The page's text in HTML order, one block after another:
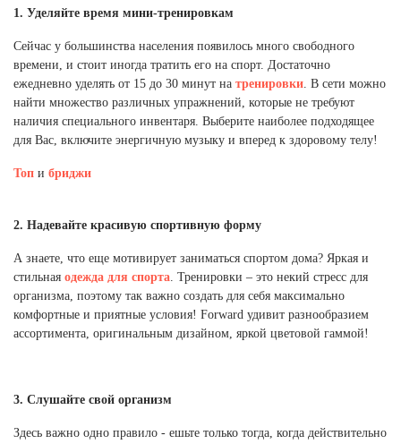
Тульская область (1)
Хакасия (1)
Ханты-Мансийский автономный округ (3)
Челябинская область (2)
Ярославская область (1)
1. Уделяйте время мини-тренировкам
Сейчас у большинства населения появилось много свободного
времени, и стоит иногда тратить его на спорт. Достаточно
ежедневно уделять от 15 до 30 минут на тренировки. В сети можно
найти множество различных упражнений, которые не требуют
наличия специального инвентаря. Выберите наиболее подходящее
для Вас, включите энергичную музыку и вперед к здоровому телу!
Топ и бриджи
2. Надевайте красивую спортивную форму
А знаете, что еще мотивирует заниматься спортом дома? Яркая и
стильная одежда для спорта. Тренировки – это некий стресс для
организма, поэтому так важно создать для себя максимально
комфортные и приятные условия! Forward удивит разнообразием
ассортимента, оригинальным дизайном, яркой цветовой гаммой!
3. Слушайте свой организм
Здесь важно одно правило - ешьте только тогда, когда действительно